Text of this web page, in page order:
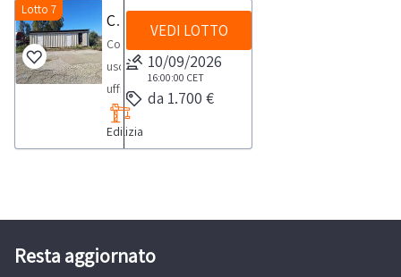
massima
prevista
per
lo
svolgimento
delle
concordato:
Lotto 7
Container uso ufficio
Container
uso
ufficio-
dimensioni
250x1215x250NOTE
provvisoria
soggetto
Edilizia
VEDI LOTTO
10/09/2026
16:00:00 CET
da 1.700 €
Resta aggiornato